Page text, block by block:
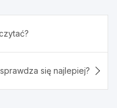
się najlepiej?